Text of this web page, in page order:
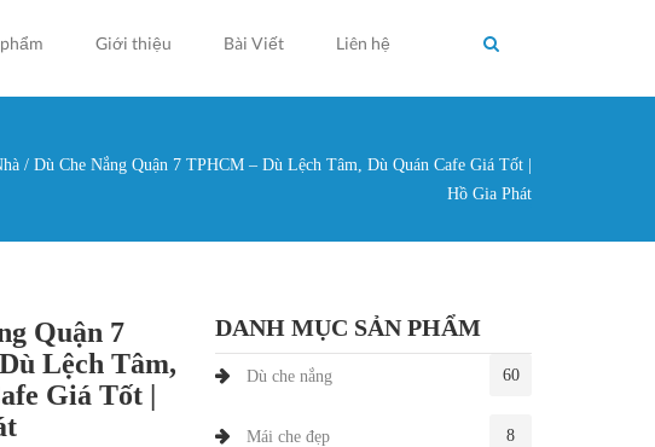
Giới thiệu Bài Viết Liên hệ
/ Dù Che Nắng Quận 7 TPHCM – Dù Lệch Tâm, Dù Quán Cafe Giá Tốt |
Hồ Gia Phát
Quận 7
Lệch Tâm,
Giá Tốt |
DANH MỤC SẢN PHẨM
Dù che nắng 60
Mái che đẹp 8